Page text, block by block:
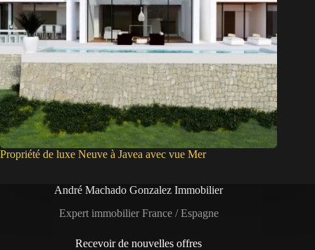
Propriété de luxe Neuve à Javea avec vue Mer
André Machado Gonzalez Immobilier
Expert immobilier France / Espagne
Recevoir de nouvelles offres